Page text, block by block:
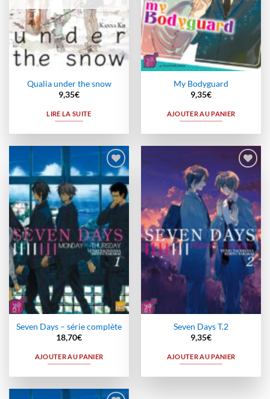
Qualia under the snow
9,35€
LIRE LA SUITE
My Bodyguard
9,35€
AJOUTER AU PANIER
Ajouter
à la
wishlist
Seven Days – série complète
18,70€
AJOUTER AU PANIER
Ajouter
à la
wishlist
Seven Days T.2
9,35€
AJOUTER AU PANIER